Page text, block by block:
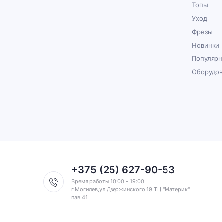
Топы
Уход
Фрезы
Новинки
+375 (25) 627-90-53
Время работы 10:00 - 19:00
г.Могилев,ул.Дзержинского 19 ТЦ "Материк"
пав.41